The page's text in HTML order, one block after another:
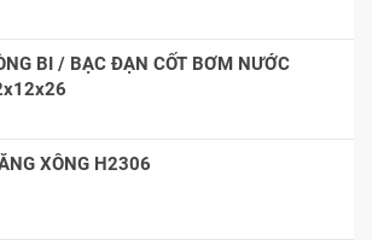
BI / BẠC ĐẠN CỐT BƠM NƯỚC
XÔNG H2306